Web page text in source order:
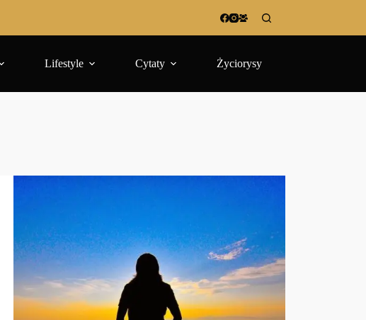
Lifestyle Cytaty Życiorysy